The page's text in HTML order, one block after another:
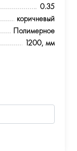
0.35
коричневый
Полимерное
1200, мм